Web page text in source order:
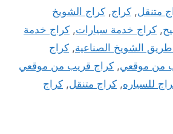
متنقل, كراج, كراج الشويخ
, كراج خدمة سيارات, كراج خدمة
الشويخ الصناعية, كراج
من موقعي, كراج قريب من موقعي
للسياره, كراج متنقل, كراج